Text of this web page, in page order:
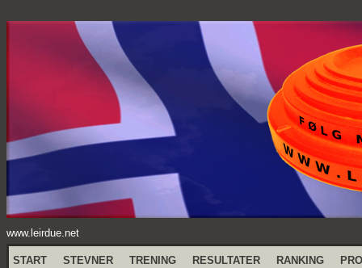
www.leirdue.net
START STEVNER TRENING RESULTATER RANKING